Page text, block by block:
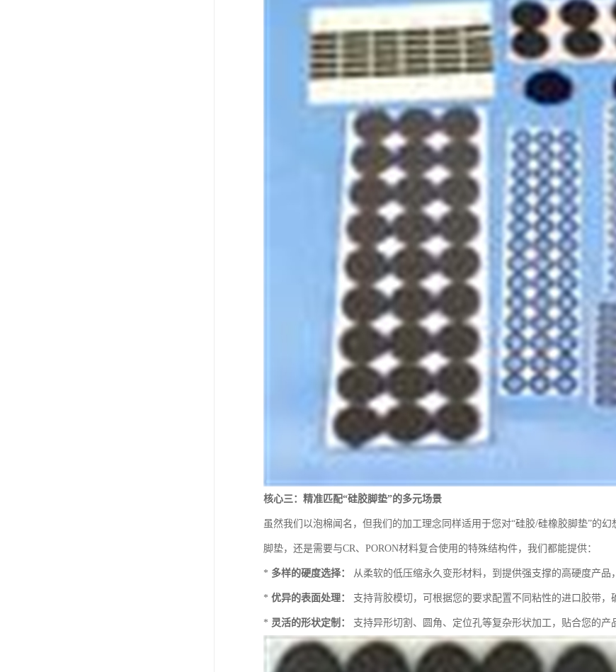
核心三：精准匹配“硅胶脚垫”的多元场景
虽然我们以泡棉闻名，但我们的加工理念同样适用于您对“硅胶/硅橡胶脚垫”的
脚垫，还是需要与CR、PORON材料复合使用的特殊结构件，我们都能提供：
* 多样的硬度选择： 从柔软的低压缩永久变形材料，到提供强支撑的高硬度产品
* 优异的表面处理： 支持背胶模切，可根据您的要求配置不同粘性的进口胶带，
* 灵活的形状定制： 支持异形切割、圆角、定位孔等复杂形状加工，贴合您的产